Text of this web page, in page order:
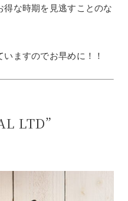
な時期を見逃すことのな
ますのでお早めに！！
LTD”